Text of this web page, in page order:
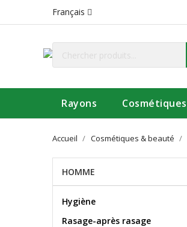
Français
Rayons Cosmétiques
Accueil Cosmétiques & beauté
HOMME
Hygiène
Rasage-après rasage